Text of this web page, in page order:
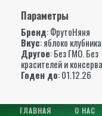
Параметры
Бренд:ФрутоНяня
Вкус: яблоко клубника
Другое: Без ГМО. Без
красителей и
Годен до: 01.12.26
ГЛАВНАЯ О НАС